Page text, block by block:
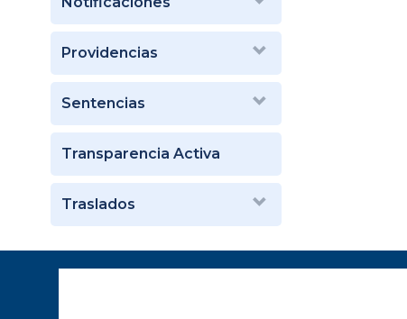
Providencias
Sentencias
Transparencia Activa
Traslados